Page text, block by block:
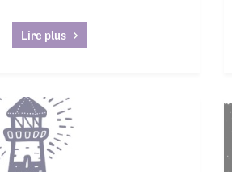
Lire plus